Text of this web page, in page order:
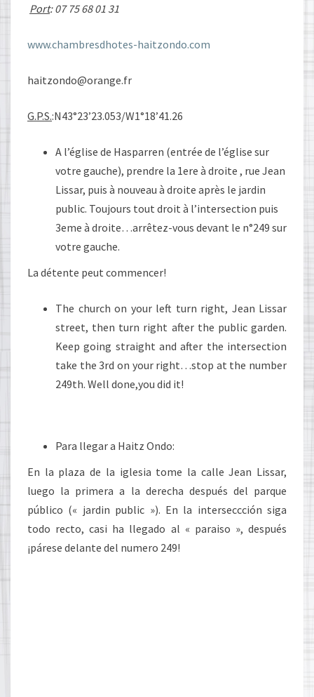
Port: 07 75 68 01 31
www.chambresdhotes-haitzondo.com
haitzondo@orange.fr
G.P.S.:N43°23’23.053/W1°18’41.26
A l’église de Hasparren (entrée de l’église sur
votre gauche), prendre la 1ere à droite , rue Jean
Lissar, puis à nouveau à droite après le jardin
public. Toujours tout droit à l’intersection puis
3eme à droite…arrêtez-vous devant le n°249 sur
votre gauche.
La détente peut commencer!
The church on your left turn right, Jean Lissar
street, then turn right after the public garden.
Keep going straight and after the intersection
take the 3rd on your right…stop at the number
249th. Well done,you did it!
Para llegar a Haitz Ondo:
En la plaza de la iglesia tome la calle Jean Lissar,
luego la primera a la derecha después del parque
público (« jardin public »). En la interseccción siga
todo recto, casi ha llegado al « paraiso », después
¡párese delante del numero 249!